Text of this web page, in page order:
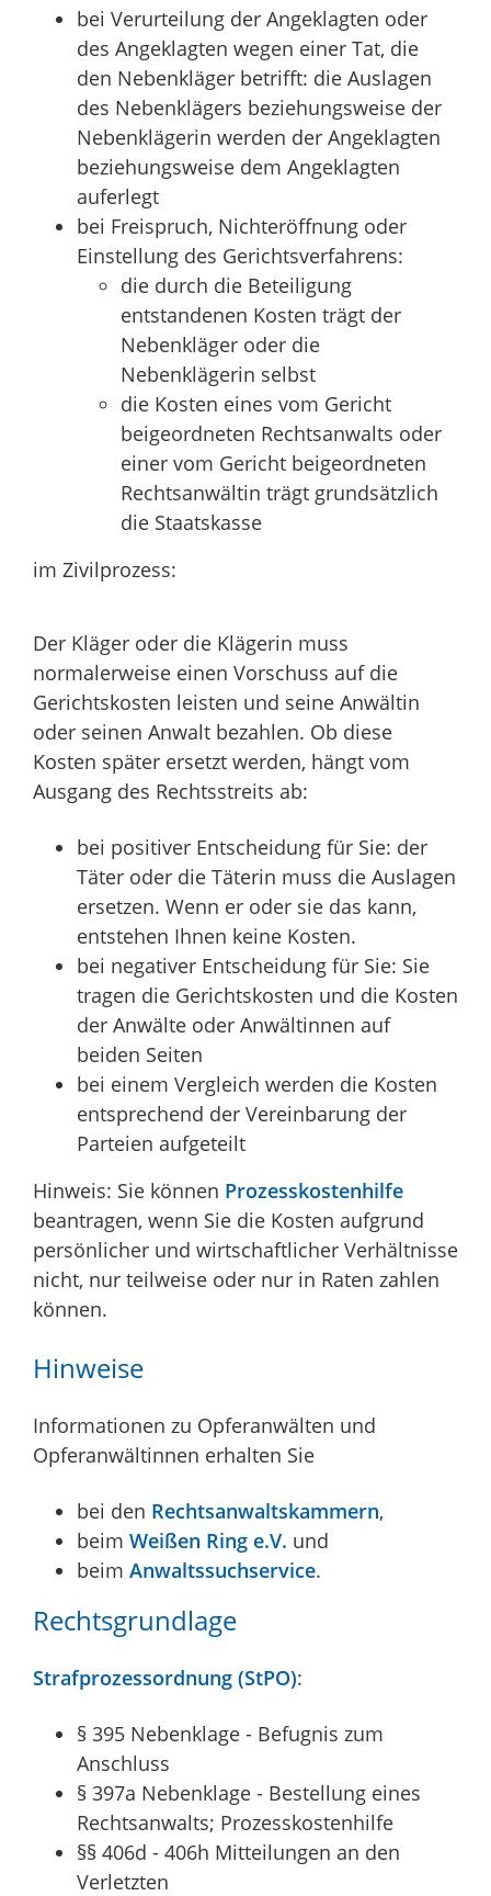
bei Verurteilung der Angeklagten oder
des Angeklagten wegen einer Tat, die
den Nebenkläger betrifft: die Auslagen
des Nebenklägers beziehungsweise der
Nebenklägerin werden der Angeklagten
beziehungsweise dem Angeklagten
auferlegt
bei Freispruch, Nichteröffnung oder
Einstellung des Gerichtsverfahrens:
die durch die Beteiligung
entstandenen Kosten trägt der
Nebenkläger oder die
Nebenklägerin selbst
die Kosten eines vom Gericht
beigeordneten Rechtsanwalts oder
einer vom Gericht beigeordneten
Rechtsanwältin trägt grundsätzlich
die Staatskasse
im Zivilprozess:
Der Kläger oder die Klägerin muss
normalerweise einen Vorschuss auf die
Gerichtskosten leisten und seine Anwältin
oder seinen Anwalt bezahlen. Ob diese
Kosten später ersetzt werden, hängt vom
Ausgang des Rechtsstreits ab:
bei positiver Entscheidung für Sie: der
Täter oder die Täterin muss die Auslagen
ersetzen. Wenn er oder sie das kann,
entstehen Ihnen keine Kosten.
bei negativer Entscheidung für Sie: Sie
tragen die Gerichtskosten und die Kosten
der Anwälte oder Anwältinnen auf
beiden Seiten
bei einem Vergleich werden die Kosten
entsprechend der Vereinbarung der
Parteien aufgeteilt
Hinweis: Sie können Prozesskostenhilfe
beantragen, wenn Sie die Kosten aufgrund
persönlicher und wirtschaftlicher Verhältnisse
nicht, nur teilweise oder nur in Raten zahlen
können.
Hinweise
Informationen zu Opferanwälten und
Opferanwältinnen erhalten Sie
bei den Rechtsanwaltskammern,
beim Weißen Ring e.V. und
beim Anwaltssuchservice.
Rechtsgrundlage
Strafprozessordnung (StPO):
§ 395 Nebenklage - Befugnis zum
Anschluss
§ 397a Nebenklage - Bestellung eines
Rechtsanwalts; Prozesskostenhilfe
§§ 406d - 406h Mitteilungen an den
Verletzten